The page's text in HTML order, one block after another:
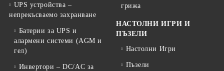
UPS устройства –
непрекъсваемо захранване
Батерии за UPS и
алармени системи (AGM и
гел)
Инвертори – DC/AC за
грижа
НАСТОЛНИ ИГРИ И
ПЪЗЕЛИ
Настолни Игри
Пъзели